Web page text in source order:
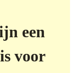
een
voor